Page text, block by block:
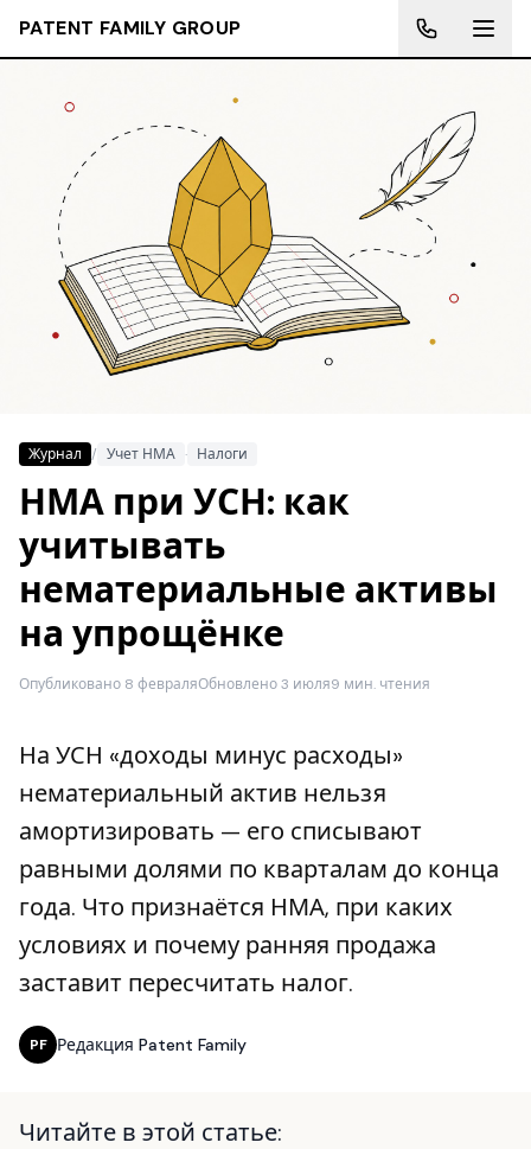
PATENT FAMILY GROUP
Журнал / Учет НМА · Налоги
НМА при УСН: как
учитывать
нематериальные активы
на упрощёнке
Опубликовано 8 февраляОбновлено 3 июля9 мин. чтения
На УСН «доходы минус расходы»
нематериальный актив нельзя
амортизировать — его списывают
равными долями по кварталам до конца
года. Что признаётся НМА, при каких
условиях и почему ранняя продажа
заставит пересчитать налог.
PF Редакция Patent Family
Читайте в этой статье: